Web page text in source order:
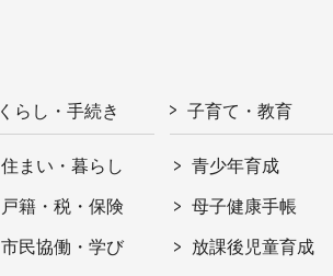
くらし・手続き
住まい・暮らし
戸籍・税・保険
市民協働・学び
子育て・教育
青少年育成
母子健康手帳
放課後児童育成